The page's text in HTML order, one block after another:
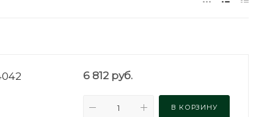
6 812 руб.
В КОРЗИНУ